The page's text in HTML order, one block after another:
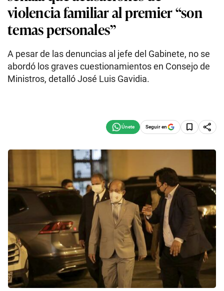
violencia familiar al premier “son
temas personales”
A pesar de las denuncias al jefe del Gabinete, no se
abordó los graves cuestionamientos en Consejo de
Ministros, detalló José Luis Gavidia.
Seguir en